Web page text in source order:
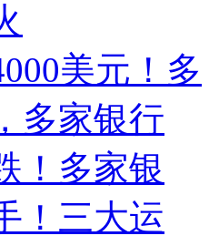
美元！多
多家银行
！多家银
！三大运